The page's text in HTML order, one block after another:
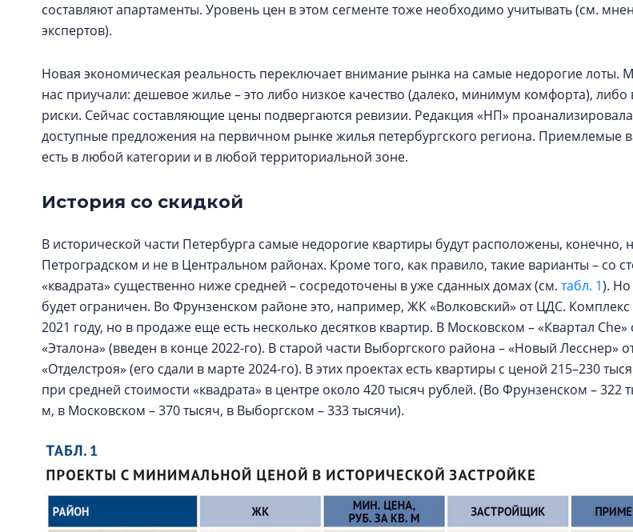
составляют апартаменты. Уровень цен в этом сегменте тоже необходимо учитывать (см.
экспертов).
Новая экономическая реальность переключает внимание рынка на самые недорогие лоты.
нас приучали: дешевое жилье – это либо низкое качество (далеко, минимум комфорта), либо
риски. Сейчас составляющие цены подвергаются ревизии. Редакция «НП»
доступные предложения на первичном рынке жилья петербургского региона. Приемлемые
есть в любой категории и в любой территориальной зоне.
История со скидкой
В исторической части Петербурга самые недорогие квартиры будут расположены, конечно,
Петроградском и не в Центральном районах. Кроме того, как правило, такие варианты – со
«квадрата» существенно ниже средней – сосредоточены в уже сданных домах (см. табл. 1).
будет ограничен. Во Фрунзенском районе это, например, ЖК «Волковский» от ЦДС. Комплекс
2021 году, но в продаже еще есть несколько десятков квартир. В Московском – «Квартал Che»
«Эталона» (введен в конце 2022-го). В старой части Выборгского района – «Новый Лесснер»
«Отделстроя» (его сдали в марте 2024-го). В этих проектах есть квартиры с ценой 215–230
при средней стоимости «квадрата» в центре около 420 тысяч рублей. (Во Фрунзенском – 322
м, в Московском – 370 тысяч, в Выборгском – 333 тысячи).